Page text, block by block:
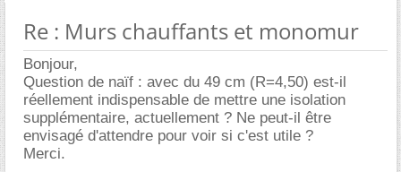
Re : Murs chauffants et monomur
Bonjour,
Question de naïf : avec du 49 cm (R=4,50) est-il
réellement indispensable de mettre une isolation
supplémentaire, actuellement ? Ne peut-il être
envisagé d'attendre pour voir si c'est utile ?
Merci.